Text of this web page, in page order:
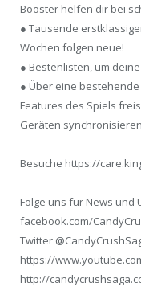
Booster helfen dir bei
● Tausende
Wochen folgen neue!
● Bestenlisten, um
● Über eine
Features des Spiels
Geräten
Besuche https://
Folge uns für News und
facebook.com/
Twitter
https://
http://